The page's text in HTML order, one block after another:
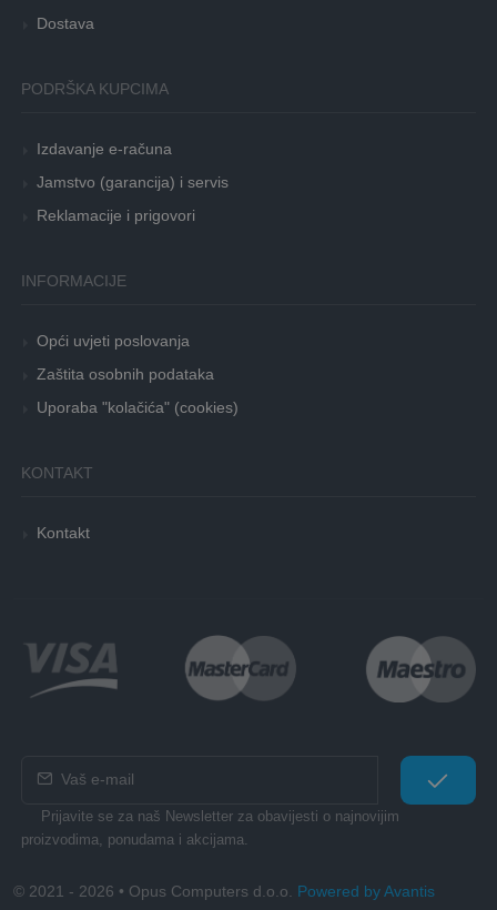
Dostava
PODRŠKA KUPCIMA
Izdavanje e-računa
Jamstvo (garancija) i servis
Reklamacije i prigovori
INFORMACIJE
Opći uvjeti poslovanja
Zaštita osobnih podataka
Uporaba "kolačića" (cookies)
KONTAKT
Kontakt
Prijavite se za naš Newsletter za obavijesti o najnovijim
proizvodima, ponudama i akcijama.
© 2021 - 2026 • Opus Computers d.o.o. Powered by Avantis